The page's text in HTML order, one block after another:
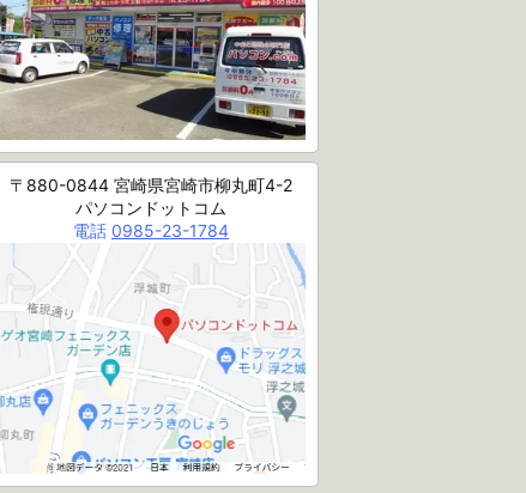
〒880-0844 宮崎県宮崎市柳丸町4-2
パソコンドットコム
電話 0985-23-1784